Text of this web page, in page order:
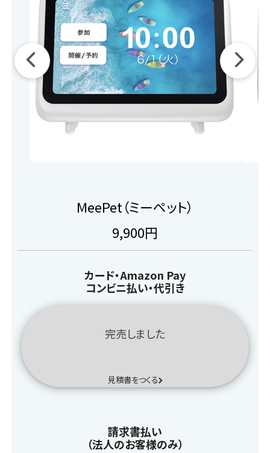
MeePet（ミーペット）
9,900円
カード・Amazon Pay
コンビニ払い・代引き
請求書払い
（法人のお客様のみ）